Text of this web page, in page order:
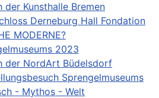
der Kunsthalle Bremen
Derneburg Hall Fondation
MODERNE?
2023
der NordArt Büdelsdorf
Sprengelmuseums
- Mythos - Welt